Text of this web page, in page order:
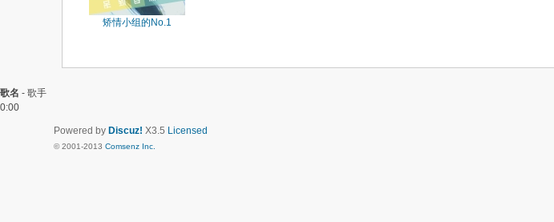
矫情小组的No.1
歌名 - 歌手
0:00
Powered by Discuz! X3.5 Licensed
© 2001-2013 Comsenz Inc.